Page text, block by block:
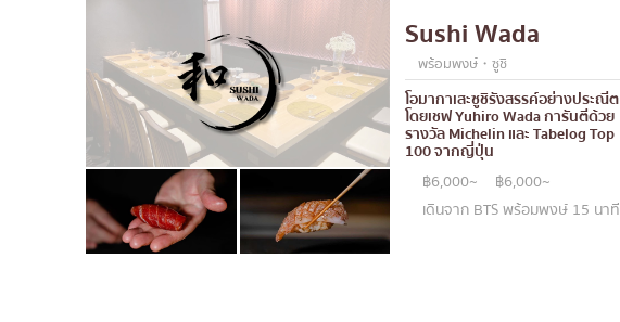
Sushi Wada
พร้อมพงษ์・ซูชิ
โอมากาเสะซูชิรังสรรค์อย่างประณีต
โดยเชฟ Yuhiro Wada การันตีด้วย
รางวัล Michelin และ Tabelog Top
100 จากญี่ปุ่น
฿6,000~
฿6,000~
เดินจาก BTS พร้อมพงษ์ 15 นาที